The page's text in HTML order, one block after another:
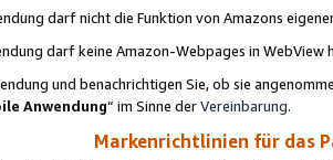
darf nicht die Funktion von Amazons
darf keine Amazon-Webpages in WebView
und benachrichtigen Sie, ob sie
Anwendung“ im Sinne derVereinbarung.
Markenrichtlinien für das